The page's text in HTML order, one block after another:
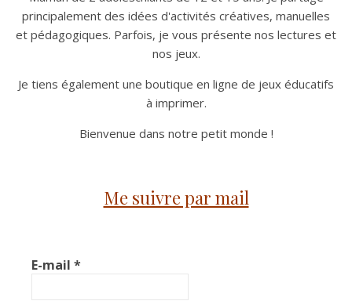
principalement des idées d'activités créatives, manuelles
et pédagogiques. Parfois, je vous présente nos lectures et
nos jeux.
Je tiens également une boutique en ligne de jeux éducatifs
à imprimer.
Bienvenue dans notre petit monde !
Me suivre par mail
E-mail *